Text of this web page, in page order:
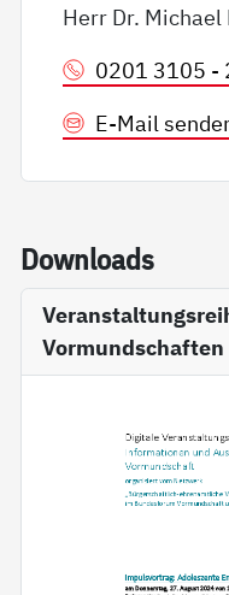
Herr Dr. Michael
0201 3105 -
E-Mail
Down­loads